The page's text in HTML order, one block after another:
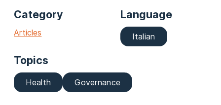
Category
Articles
Language
Italian
Topics
Health Governance